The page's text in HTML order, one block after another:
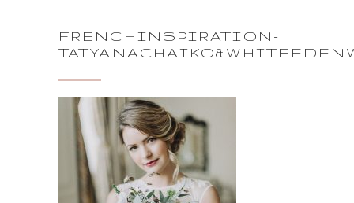
FRENCHINSPIRATION-